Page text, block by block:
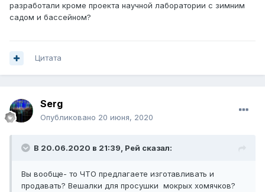
разработали кроме проекта научной лаборатории с зимним
садом и бассейном?
Цитата
Serg
Опубликовано 20 июня, 2020
В 20.06.2020 в 21:39, Рей сказал:
Вы вообще- то ЧТО предлагаете изготавливать и
продавать? Вешалки для просушки мокрых хомячков?